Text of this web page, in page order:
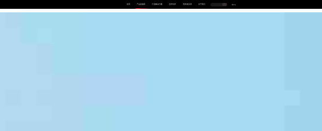
首页 产品及服务 行业解决方案 合作伙伴 投资者关系 关于我们 中EN